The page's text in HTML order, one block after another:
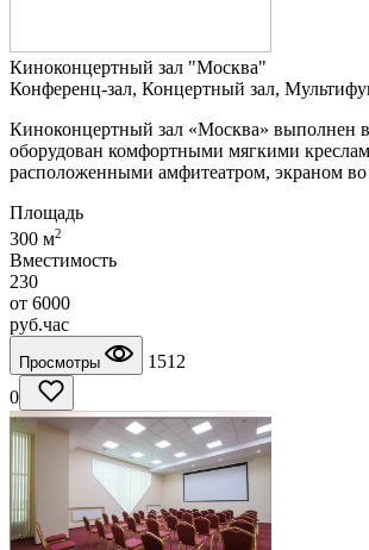
Киноконцертный зал "Москва"
Конференц-зал, Концертный зал,
Киноконцертный зал «Москва» выполнен в
оборудован комфортными мягкими
расположенными амфитеатром, экраном
Площадь
300 м2
Вместимость
230
от 6000
руб.час
Просмотры
1512
0